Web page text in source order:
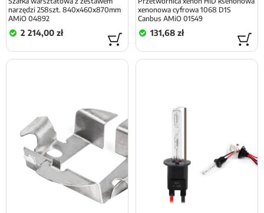
narzędzi 258szt. 840x460x870mm
AMiO 04892
2 214,00 zł
xenonowa cyfrowa 1068 D1S
Canbus AMiO 01549
131,68 zł